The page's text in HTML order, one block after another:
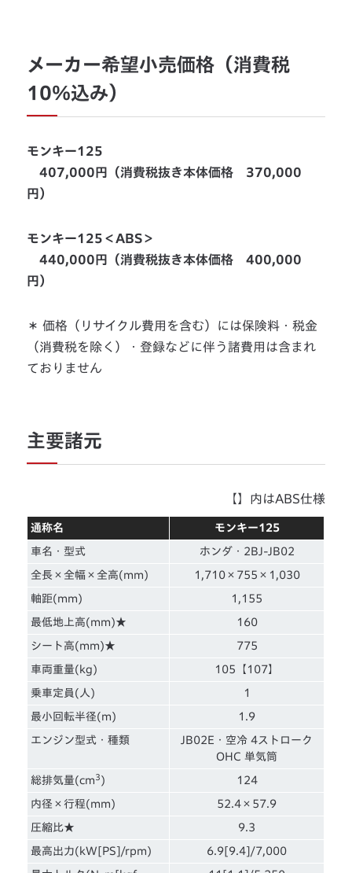
メーカー希望小売価格（消費税
10％込み）
モンキー125
407,000円（消費税抜き本体価格 370,000
円）
モンキー125＜ABS＞
440,000円（消費税抜き本体価格 400,000
円）
＊ 価格（リサイクル費用を含む）には保険料・税金
（消費税を除く）・登録などに伴う諸費用は含まれ
ておりません
主要諸元
【】内はABS仕様
通称名 モンキー125
車名・型式 ホンダ・2BJ-JB02
全長×全幅×全高(mm) 1,710×755×1,030
軸距(mm) 1,155
最低地上高(mm)★ 160
シート高(mm)★ 775
車両重量(kg) 105【107】
乗車定員(人) 1
最小回転半径(m) 1.9
エンジン型式・種類
JB02E・空冷 4ストローク
OHC 単気筒
総排気量(cm 3 ) 124
内径×行程(mm) 52.4×57.9
圧縮比★ 9.3
最高出力(kW[PS]/rpm) 6.9[9.4]/7,000